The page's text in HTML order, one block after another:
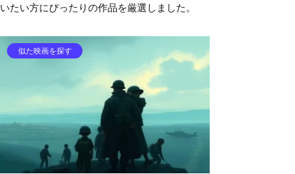
いたい方にぴったりの作品を厳選しました。
似た映画を探す